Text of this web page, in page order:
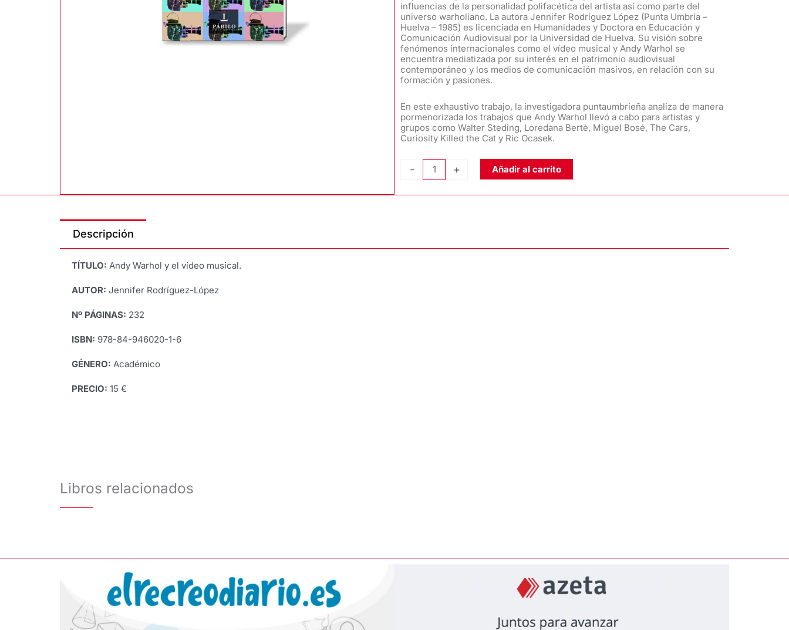
influencias de la personalidad polifacética del artista así como parte del
universo warholiano. La autora Jennifer Rodríguez López (Punta Umbría –
Huelva – 1985) es licenciada en Humanidades y Doctora en Educación y
Comunicación Audiovisual por la Universidad de Huelva. Su visión sobre
fenómenos internacionales como el vídeo musical y Andy Warhol se
encuentra mediatizada por su interés en el patrimonio audiovisual
contemporáneo y los medios de comunicación masivos, en relación con su
formación y pasiones.
En este exhaustivo trabajo, la investigadora puntaumbrieña analiza de manera
pormenorizada los trabajos que Andy Warhol llevó a cabo para artistas y
grupos como Walter Steding, Loredana Bertè, Miguel Bosé, The Cars,
Curiosity Killed the Cat y Ric Ocasek.
-
WARHOL
Y
de
+ Añadir al carrito
Descripción
TÍTULO: Andy Warhol y el vídeo musical.
AUTOR: Jennifer Rodríguez-López
Nº PÁGINAS: 232
ISBN: 978-84-946020-1-6
GÉNERO: Académico
PRECIO: 15 €
Libros relacionados